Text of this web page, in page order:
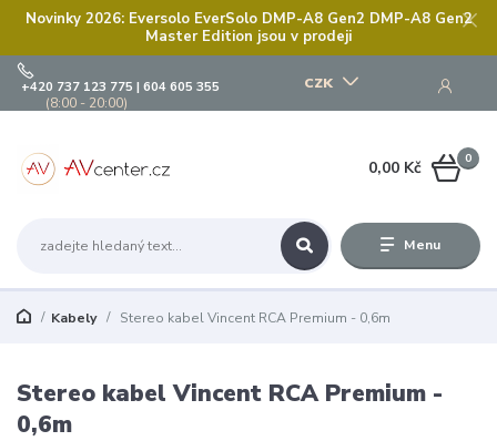
Novinky 2026: Eversolo EverSolo DMP-A8 Gen2 DMP-A8 Gen2
Master Edition jsou v prodeji
Menu
CZK
+420 737 123 775 | 604 605 355
(8:00 - 20:00)
0
0,00 Kč
Kabely Stereo kabel Vincent RCA Premium - 0,6m
Stereo kabel Vincent RCA Premium -
0,6m